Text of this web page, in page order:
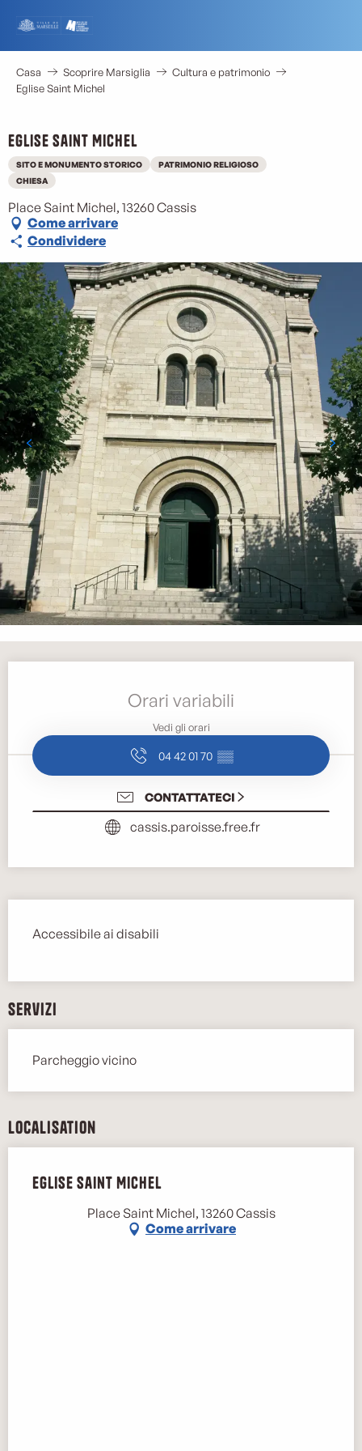
contenu
principal
Casa Scoprire Marsiglia
Cultura e patrimonio
Eglise Saint Michel
Eglise Saint Michel
SITO E MONUMENTO STORICO
PATRIMONIO RELIGIOSO
CHIESA
Place Saint Michel, 13260 Cassis
Come arrivare
Condividere
Orari variabili
Vedi gli orari
04 42 01 70 ▒▒
CONTATTATECI
cassis.paroisse.free.fr
Accessibile ai disabili
Servizi
Parcheggio vicino
Localisation
Eglise Saint Michel
Place Saint Michel, 13260 Cassis
Come arrivare